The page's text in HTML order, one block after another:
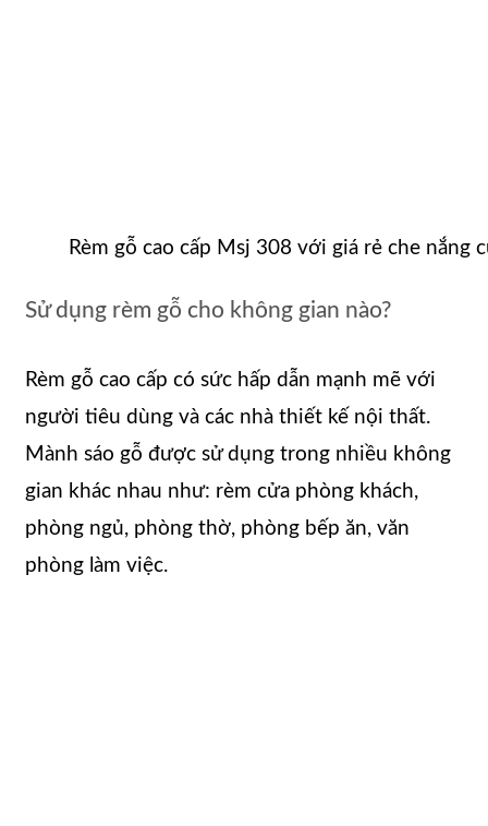
Rèm gỗ cao cấp Msj 308 với giá rẻ che nắng
Sử dụng rèm gỗ cho không gian nào?
Rèm gỗ cao cấp có sức hấp dẫn mạnh mẽ với
người tiêu dùng và các nhà thiết kế nội thất.
Mành sáo gỗ được sử dụng trong nhiều không
gian khác nhau như: rèm cửa phòng khách,
phòng ngủ, phòng thờ, phòng bếp ăn, văn
phòng làm việc.